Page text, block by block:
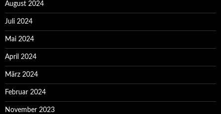
August 2024
Juli 2024
Mai 2024
April 2024
März 2024
Februar 2024
November 2023